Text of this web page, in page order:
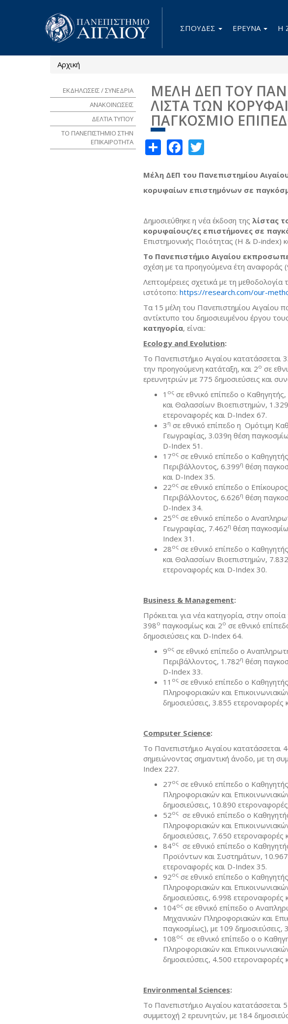
ΣΠΟΥΔΕΣ ΕΡΕΥΝΑ Η
Είστε εδώ
Αρχική
ΜΕΛΗ ΔΕΠ ΤΟΥ
ΛΙΣΤΑ ΤΩΝ
ΠΑΓΚΟΣΜΙΟ
ShareFacebook
Μέλη ΔΕΠ του Πανεπιστημίου
κορυφαίων επιστημόνων σε
Δημοσιεύθηκε η νέα έκδοση της λίστας
κορυφαίους/ες επιστήμονες σε
Επιστημονικής Ποιότητας (H & D-index)
Το Πανεπιστήμιο Αιγαίου
σχέση με τα προηγούμενα έτη αναφοράς
Λεπτομέρειες σχετικά με τη μεθοδολογία
ιστότοπο: https://research.com/our-
Τα 15 μέλη του Πανεπιστημίου Αιγαίου
αντίκτυπο του δημοσιευμένου έργου
κατηγορία, είναι:
Ecology and Evolution:
Το Πανεπιστήμιο Αιγαίου κατατάσσεται
την προηγούμενη κατάταξη, και 2ο σε
ερευνητριών με 775 δημοσιεύσεις και
1 ος σε εθνικό επίπεδο ο Καθηγητής,
και Θαλασσίων Βιοεπιστημών, 1.329
ετεροναφορές και D-Index 67.
3 η σε εθνικό επίπεδο η Ομότιμη
Γεωγραφίας, 3.039η θέση
D-Index 51.
17ος σε εθνικό επίπεδο ο
Περιβάλλοντος, 6.399η θέση
και D-Index 35.
22ος σε εθνικό επίπεδο ο
Περιβάλλοντος, 6.626η θέση
D-Index 34.
25ος σε εθνικό επίπεδο ο
Γεωγραφίας, 7.462η θέση
Index 31.
28ος σε εθνικό επίπεδο ο
και Θαλασσίων Βιοεπιστημών, 7.832
ετεροναφορές και D-Index 30.
Business & Management:
Πρόκειται για νέα κατηγορία, στην
398ο παγκοσμίως και 2ο σε εθνικό
δημοσιεύσεις και D-Index 64.
9ος σε εθνικό επίπεδο ο
Περιβάλλοντος, 1.782η θέση
D-Index 33.
11 ος σε εθνικό επίπεδο ο
Πληροφοριακών και
δημοσιεύσεις, 3.855 ετεροναφορές
Computer Science:
Το Πανεπιστήμιο Αιγαίου κατατάσσεται
σημειώνοντας σημαντική άνοδο, με τη
Index 227.
27ος σε εθνικό επίπεδο ο
Πληροφοριακών και
δημοσιεύσεις, 10.890
52ος σε εθνικό επίπεδο o
Πληροφοριακών και
δημοσιεύσεις, 7.650 ετεροναφορές
84ος σε εθνικό επίπεδο ο
Προϊόντων και Συστημάτων,
ετεροναφορές και D-Index 35.
92ος σε εθνικό επίπεδο ο
Πληροφοριακών και
δημοσιεύσεις, 6.998 ετεροναφορές
104ος σε εθνικό επίπεδο ο
Μηχανικών Πληροφοριακών και
παγκοσμίως), με 109
108ος σε εθνικό επίπεδο o ο
Πληροφοριακών και
δημοσιεύσεις, 4.500 ετεροναφορές
Environmental Sciences:
Το Πανεπιστήμιο Αιγαίου κατατάσσεται
συμμετοχή 2 ερευνητών, με 184
ΕΚΔΗΛΩΣΕΙΣ / ΣΥΝΕΔΡΙΑ
ΑΝΑΚΟΙΝΩΣΕΙΣ
ΔΕΛΤΙΑ ΤΥΠΟΥ
ΤΟ ΠΑΝΕΠΙΣΤΗΜΙΟ ΣΤΗΝ
ΕΠΙΚΑΙΡΟΤΗΤΑ